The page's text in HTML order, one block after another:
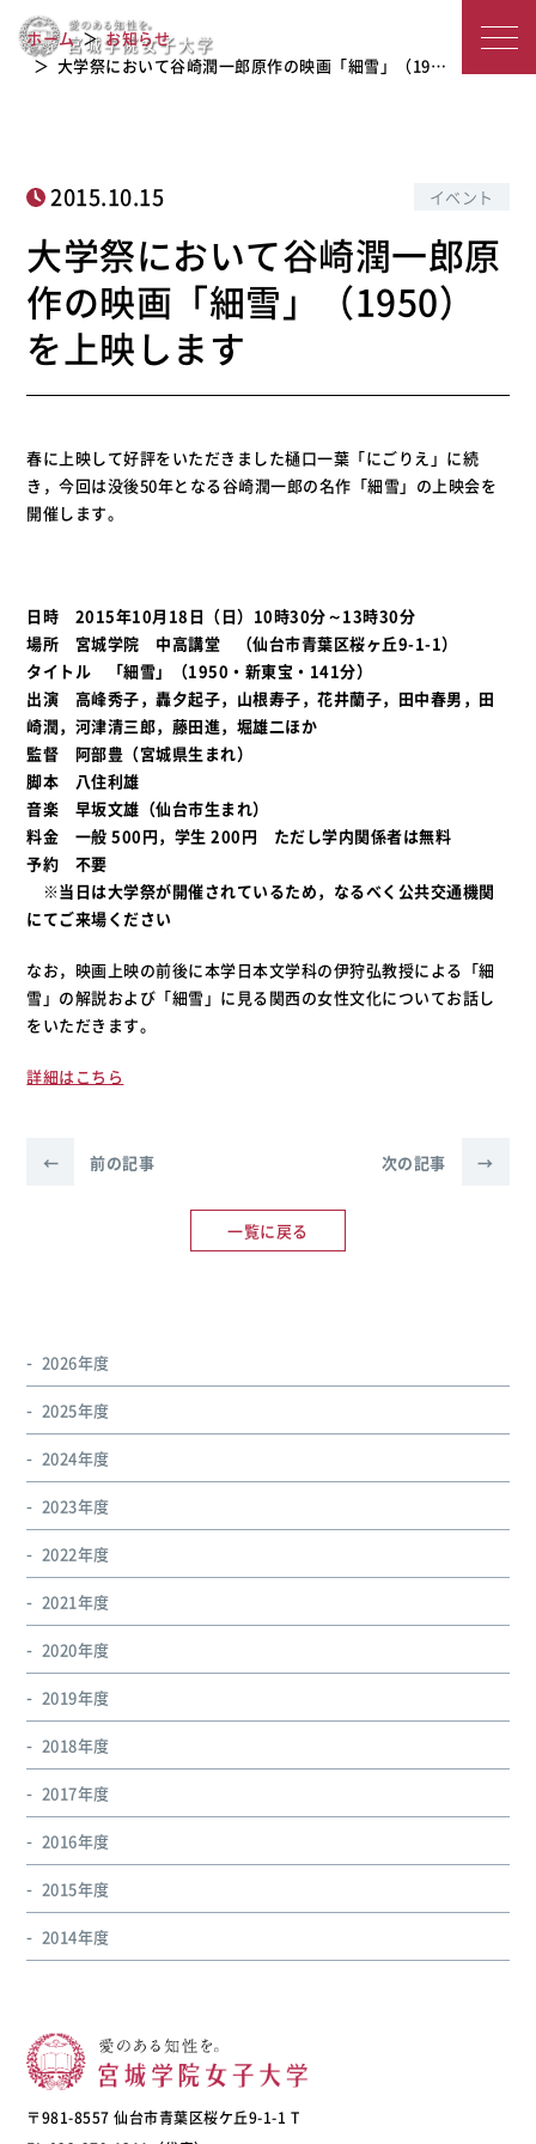
城
子
大
学
大学祭において谷崎潤一郎原作の映画
「細雪」（1950）を上映します
ホーム
お知らせ
大学祭において谷崎潤一郎原作の映画「細雪」（19…
2015.10.15 イベント
大学祭において谷崎潤一郎原
作の映画「細雪」（1950）
を上映します
春に上映して好評をいただきました樋口一葉「にごりえ」に続
き，今回は没後50年となる谷崎潤一郎の名作「細雪」の上映会を
開催します。
日時 2015年10月18日（日）10時30分～13時30分
場所 宮城学院 中高講堂 （仙台市青葉区桜ヶ丘9-1-1）
タイトル 「細雪」（1950・新東宝・141分）
出演 高峰秀子，轟夕起子，山根寿子，花井蘭子，田中春男，田
崎潤，河津清三郎，藤田進，堀雄二ほか
監督 阿部豊（宮城県生まれ）
脚本 八住利雄
音楽 早坂文雄（仙台市生まれ）
料金 一般 500円，学生 200円 ただし学内関係者は無料
予約 不要
※当日は大学祭が開催されているため，なるべく公共交通機関
にてご来場ください
なお，映画上映の前後に本学日本文学科の伊狩弘教授による「細
雪」の解説および「細雪」に見る関西の女性文化についてお話し
をいただきます。
詳細はこちら
← 前の記事
一覧に戻る
次の記事 →
2026年度
2025年度
2024年度
2023年度
2022年度
2021年度
2020年度
2019年度
2018年度
2017年度
2016年度
2015年度
2014年度
〒981-8557 仙台市青葉区桜ケ丘9-1-1 T